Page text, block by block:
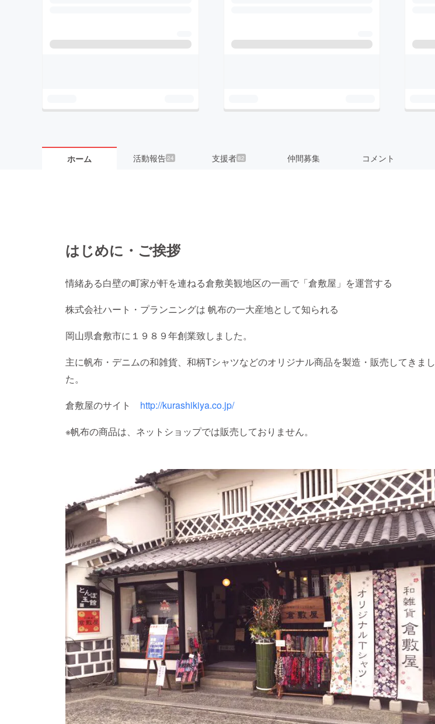
ホーム 活動報告24 支援者82 仲間募集 コメント
はじめに・ご挨拶
情緒ある白壁の町家が軒を連ねる倉敷美観地区の一画で「倉敷屋」を運営する
株式会社ハート・プランニングは 帆布の一大産地として知られる
岡山県倉敷市に１９８９年創業致しました。
主に帆布・デニムの和雑貨、和柄Tシャツなどのオリジナル商品を製造・販売してきまし
た。
倉敷屋のサイト http://kurashikiya.co.jp/
※帆布の商品は、ネットショップでは販売しておりません。